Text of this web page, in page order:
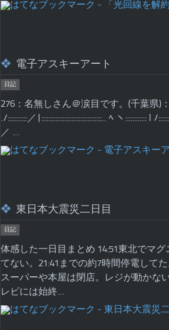
電子アスキーアート
日記
276：名無しさん＠涙目です。(千葉県)
./:::::::::::／|::::::::::::::::::::::::::::::::::.. ﾍ ヽ:::::::::::: l /
／ …
東日本大震災二日目
日記
体感した一日目まとめ 14:51東北でマ
てない。21:41までの約7時間停電して
スーパーや本屋は閉店。レジが動かな
レビには始終…